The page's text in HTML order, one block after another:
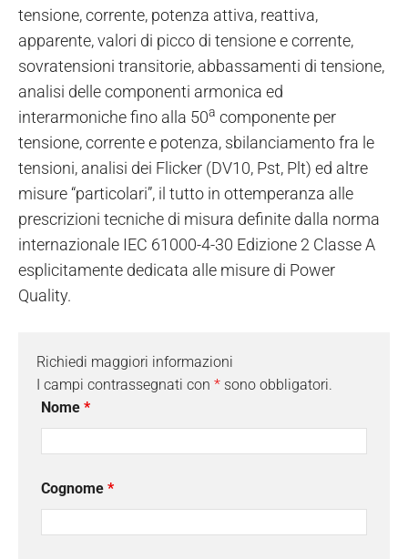
tensione, corrente, potenza attiva, reattiva,
apparente, valori di picco di tensione e corrente,
sovratensioni transitorie, abbassamenti di tensione,
analisi delle componenti armonica ed
interarmoniche fino alla 50a componente per
tensione, corrente e potenza, sbilanciamento fra le
tensioni, analisi dei Flicker (DV10, Pst, Plt) ed altre
misure “particolari”, il tutto in ottemperanza alle
prescrizioni tecniche di misura definite dalla norma
internazionale IEC 61000-4-30 Edizione 2 Classe A
esplicitamente dedicata alle misure di Power
Quality.
Richiedi maggiori informazioni
I campi contrassegnati con * sono obbligatori.
Nome *
Cognome *